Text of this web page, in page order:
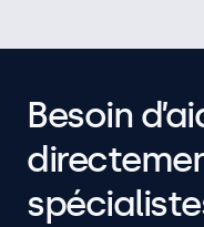
Besoin